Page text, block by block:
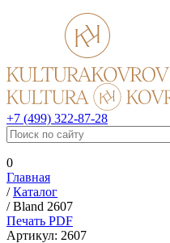
+7 (499) 322-87-28
0
Главная
/Каталог
/Bland 2607
Печать PDF
Артикул: 2607